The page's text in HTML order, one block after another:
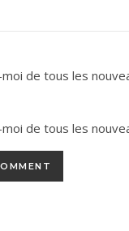
de tous les
de tous les